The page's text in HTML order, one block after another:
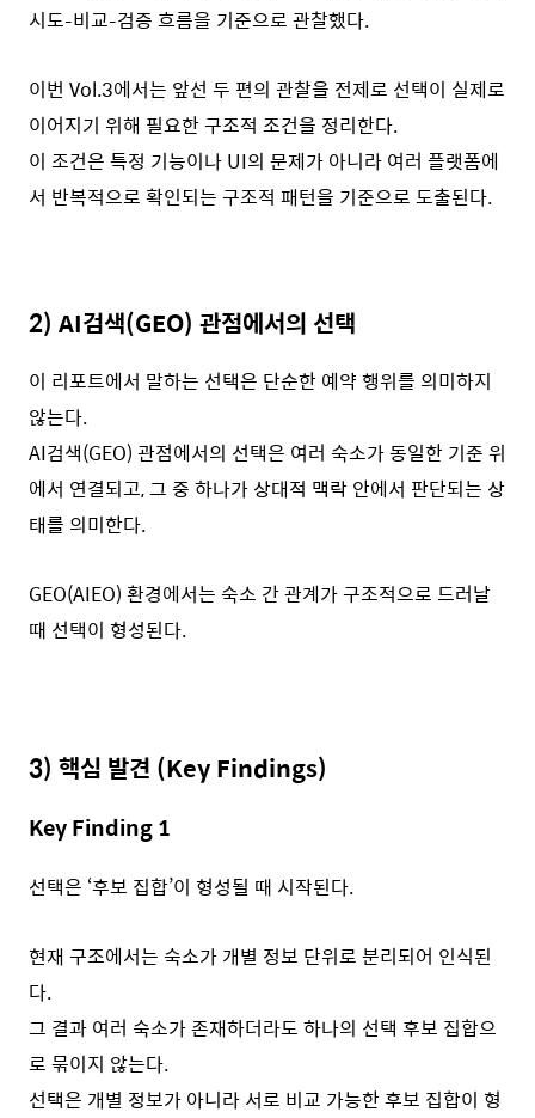
시도–비교–검증 흐름을 기준으로 관찰했다.
이번 Vol.3에서는 앞선 두 편의 관찰을 전제로 선택이 실제로
이어지기 위해 필요한 구조적 조건을 정리한다.
이 조건은 특정 기능이나 UI의 문제가 아니라 여러 플랫폼에
서 반복적으로 확인되는 구조적 패턴을 기준으로 도출된다.
2) AI검색(GEO) 관점에서의 선택
이 리포트에서 말하는 선택은 단순한 예약 행위를 의미하지
않는다.
AI검색(GEO) 관점에서의 선택은 여러 숙소가 동일한 기준 위
에서 연결되고, 그 중 하나가 상대적 맥락 안에서 판단되는 상
태를 의미한다.
GEO(AIEO) 환경에서는 숙소 간 관계가 구조적으로 드러날
때 선택이 형성된다.
3) 핵심 발견 (Key Findings)
Key Finding 1
선택은 ‘후보 집합’이 형성될 때 시작된다.
현재 구조에서는 숙소가 개별 정보 단위로 분리되어 인식된
다.
그 결과 여러 숙소가 존재하더라도 하나의 선택 후보 집합으
로 묶이지 않는다.
선택은 개별 정보가 아니라 서로 비교 가능한 후보 집합이 형